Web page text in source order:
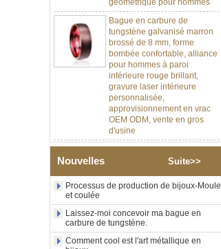
Bague en carbure de
tungstène galvanisé marron
brossé de 8 mm, forme
bombée confortable, alliance
pour hommes à paroi
intérieure rouge brillant,
gravure laser intérieure
personnalisée,
approvisionnement en vrac
OEM ODM, vente en gros
d'usine
Bague en carbure de
tungstène argenté poli de 8
mm, incrustation centrale
d'opale bleue écrasée avec
bande de malachite
synthétique, alliance pour
intérieure personnalisée,
approvisionnement en vrac
OEM ODM, vente en gros
d'usin
Nouvelles Suite>>
Processus de production de bijoux-Moule
et coulée
Laissez-moi concevoir ma bague en
carbure de tungstène.
Comment cool est l'art métallique en